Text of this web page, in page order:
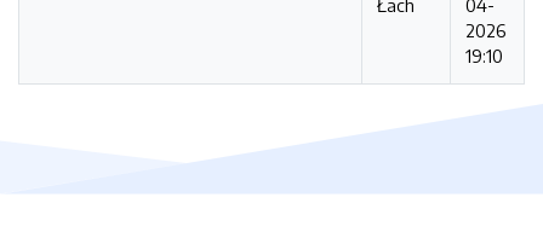
Łach
04-
2026
19:10